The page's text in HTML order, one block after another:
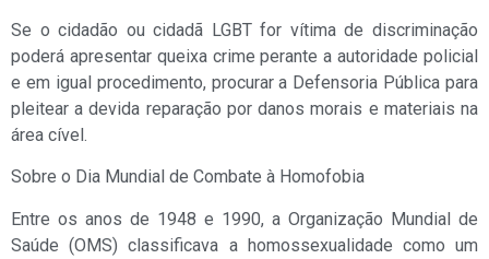
Se o cidadão ou cidadã LGBT for vítima de discriminação
poderá apresentar queixa crime perante a autoridade policial
e em igual procedimento, procurar a Defensoria Pública para
pleitear a devida reparação por danos morais e materiais na
área cível.
Sobre o Dia Mundial de Combate à Homofobia
Entre os anos de 1948 e 1990, a Organização Mundial de
Saúde (OMS) classificava a homossexualidade como um